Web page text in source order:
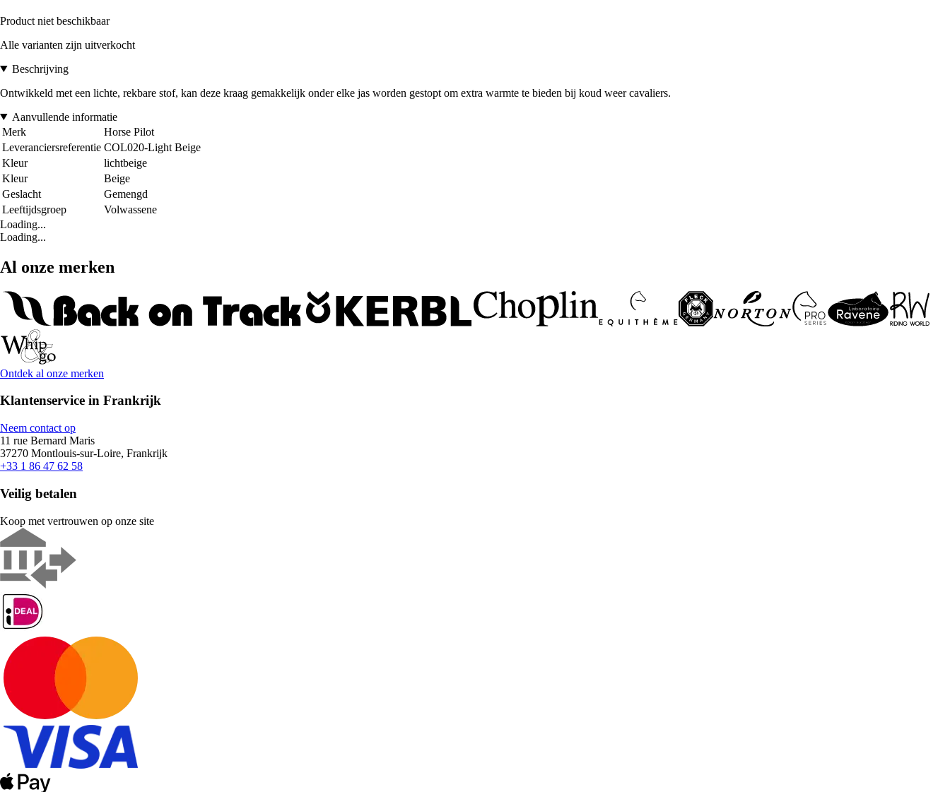
Product niet beschikbaar
Alle varianten zijn uitverkocht
Beschrijving
Ontwikkeld met een lichte, rekbare stof, kan deze kraag gemakkelijk onder elke jas worden gestopt om extra warmte te bieden bij koud weer cavaliers.
Aanvullende informatie
Merk
Horse Pilot
Leveranciersreferentie COL020-Light Beige
Kleur
lichtbeige
Kleur
Beige
Geslacht
Gemengd
Leeftijdsgroep
Volwassene
Loading...
Loading...
Al onze merken
Ontdek al onze merken
Klantenservice in Frankrijk
Neem contact op
11 rue Bernard Maris
37270 Montlouis-sur-Loire, Frankrijk
+33 1 86 47 62 58
Veilig betalen
Koop met vertrouwen op onze site